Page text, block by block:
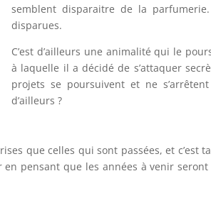
semblent disparaitre de la
disparues.
C’est d’ailleurs une animalité qui le
à laquelle il a décidé de s’attaquer
projets se poursuivent et ne
d’ailleurs ?
que celles qui sont passées, et c’est
pensant que les années à venir